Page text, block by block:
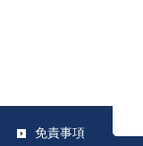
免責事項